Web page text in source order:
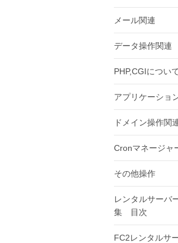
メール関連
データ操作関連
PHP,CGIについて
アプリケーショ
ドメイン操作関
Cronマネージャ
その他操作
レンタルサーバ
集 目次
FC2レンタルサ